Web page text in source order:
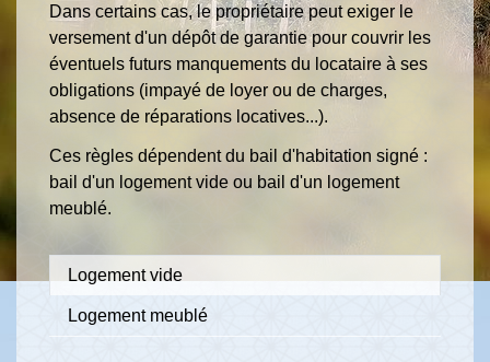
Dans certains cas, le propriétaire peut exiger le
versement d'un dépôt de garantie pour couvrir les
éventuels futurs manquements du locataire à ses
obligations (impayé de loyer ou de charges,
absence de réparations locatives...).
Ces règles dépendent du bail d'habitation signé :
bail d'un logement vide ou bail d'un logement
meublé.
Logement vide
Logement meublé